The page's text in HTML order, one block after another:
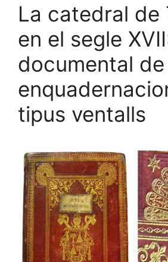
La catedral de
en el segle
documental
tipus ventalls